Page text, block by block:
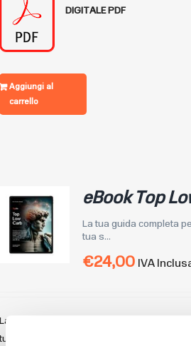
DIGITALE PDF
Aggiungi al
carrello
eBook Top
La tua guida completa
tua s...
€24,00 IVA
La tua guida completa per diventare
tua salute "mente e corpo" con ricette,